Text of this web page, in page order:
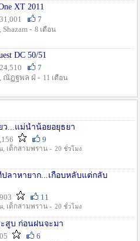
XT 2011
7
- 8 เดือน
DC 50/51
7
ณัฏฐพล ฝ่ - 11 เดือน
ว...แม่น้ำน้อยอยุธยา
9
, เด็กสามพราน - 20 ชั่วโมง
ลาหายาก...เกือบหลับแต่กลับ
11
, เด็กสามพราน - 20 ชั่วโมง
สูบ ก่อนฝนจะมา
6